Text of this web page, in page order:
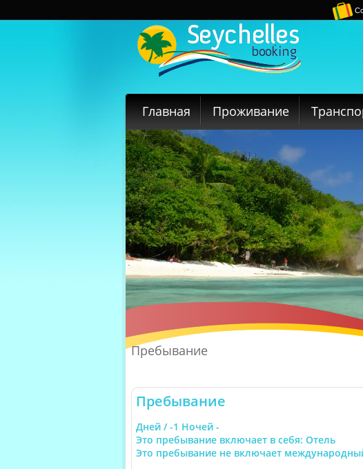
Главная Проживание
Пребывание
Пребывание
Дней / -1 Ночей -
Это пребывание включает в себя: Отель
Это пребывание не включает